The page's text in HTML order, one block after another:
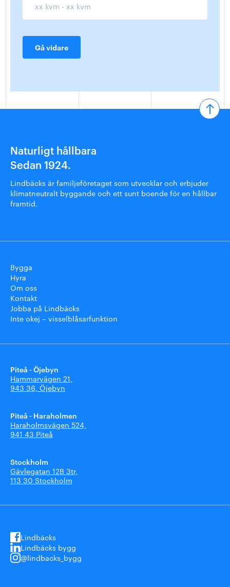
Gå vidare
Naturligt hållbara
Sedan 1924.
Lindbäcks är familjeföretaget som utvecklar och erbjuder
klimatneutralt byggande och ett sunt boende för en hållbar
framtid.
Bygga
Hyra
Om oss
Kontakt
Jobba på Lindbäcks
Inte okej – visselblåsarfunktion
Piteå - Öjebyn
Hammarvägen 21,
943 36, Öjebyn
Piteå - Haraholmen
Haraholmsvägen 524,
941 43 Piteå
Stockholm
Gävlegatan 12B 3tr,
113 30 Stockholm
Lindbäcks
Lindbäcks bygg
@lindbacks_bygg